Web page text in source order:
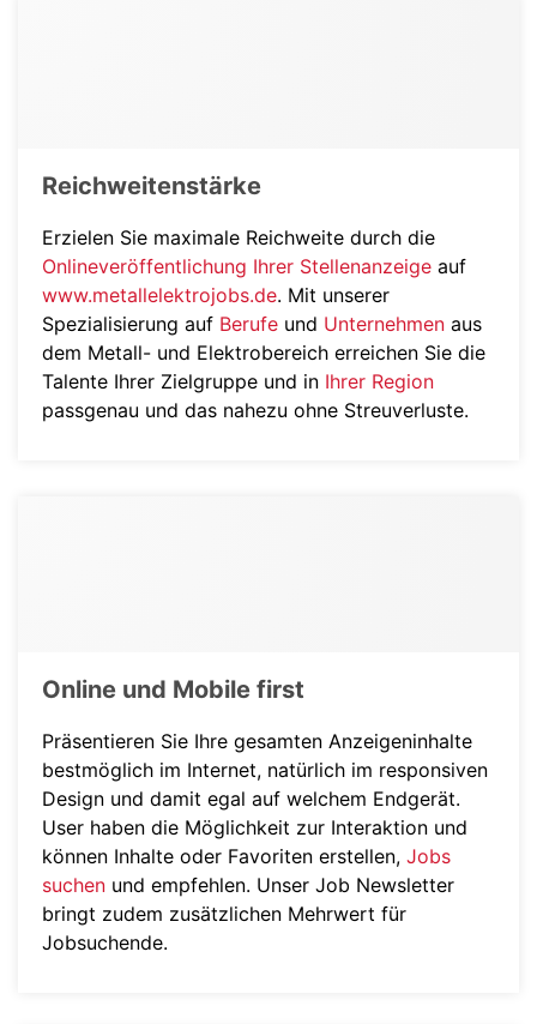
Reichweitenstärke
Erzielen Sie maximale Reichweite durch die
Onlineveröffentlichung Ihrer Stellenanzeige auf
www.metallelektrojobs.de. Mit unserer
Spezialisierung auf Berufe und Unternehmen aus
dem Metall- und Elektrobereich erreichen Sie die
Talente Ihrer Zielgruppe und in Ihrer Region
passgenau und das nahezu ohne Streuverluste.
Online und Mobile first
Präsentieren Sie Ihre gesamten Anzeigeninhalte
bestmöglich im Internet, natürlich im responsiven
Design und damit egal auf welchem Endgerät.
User haben die Möglichkeit zur Interaktion und
können Inhalte oder Favoriten erstellen, Jobs
suchen und empfehlen. Unser Job Newsletter
bringt zudem zusätzlichen Mehrwert für
Jobsuchende.